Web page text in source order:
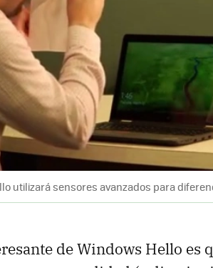
utilizará sensores avanzados para
de Windows Hello es